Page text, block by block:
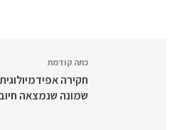
כתה קודמת
חקירה
שמונה שנמצאה